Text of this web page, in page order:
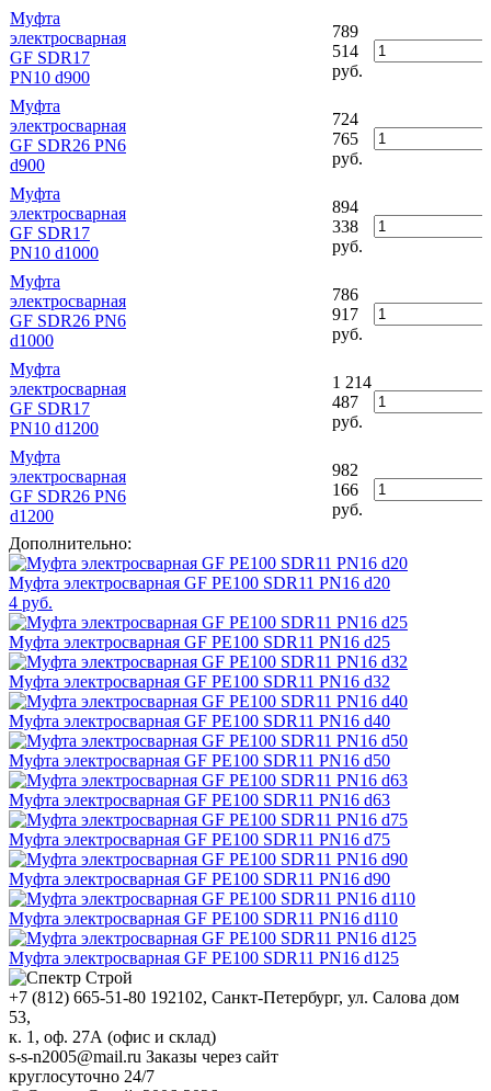
Муфта
электросварная
GF SDR17
PN10 d900
789
514
руб.
Муфта
электросварная
GF SDR26 PN6
d900
724
765
руб.
Муфта
электросварная
GF SDR17
PN10 d1000
894
338
руб.
Муфта
электросварная
GF SDR26 PN6
d1000
786
917
руб.
Муфта
электросварная
GF SDR17
PN10 d1200
1 214
487
руб.
Муфта
электросварная
GF SDR26 PN6
d1200
982
166
руб.
Дополнительно:
Муфта электросварная GF PE100 SDR11 PN16 d20
4 руб.
Муфта электросварная GF PE100 SDR11 PN16 d25
Муфта электросварная GF PE100 SDR11 PN16 d32
Муфта электросварная GF PE100 SDR11 PN16 d40
Муфта электросварная GF PE100 SDR11 PN16 d50
Муфта электросварная GF PE100 SDR11 PN16 d63
Муфта электросварная GF PE100 SDR11 PN16 d75
Муфта электросварная GF PE100 SDR11 PN16 d90
Муфта электросварная GF PE100 SDR11 PN16 d110
Муфта электросварная GF PE100 SDR11 PN16 d125
+7 (812) 665-51-80 192102, Санкт-Петербург, ул. Салова дом
53,
к. 1, оф. 27А (офис и склад)
s-s-n2005@mail.ru Заказы через сайт
круглосуточно 24/7